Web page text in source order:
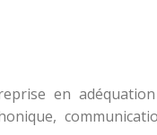
en adéquation